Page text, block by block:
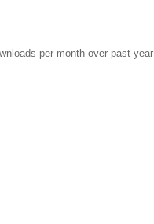
per month over past year